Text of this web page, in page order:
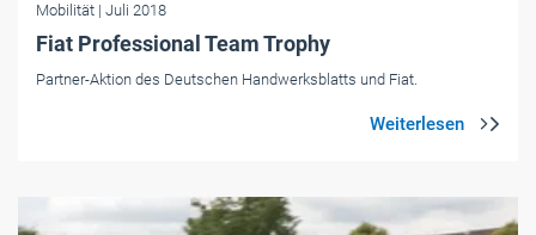
Mobilität | Juli 2018
Fiat Professional Team Trophy
Partner-Aktion des Deutschen Handwerksblatts und Fiat.